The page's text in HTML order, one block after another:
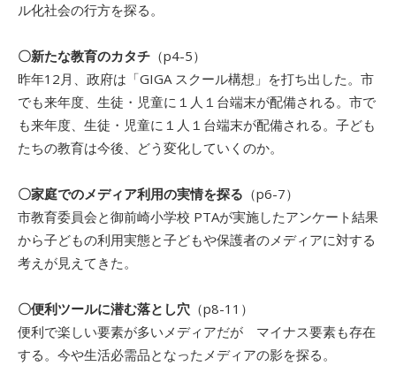
ル化社会の行方を探る。
〇新たな教育のカタチ （p4-5）
昨年12月、政府は「GIGA スクール構想」を打ち出した。市
でも来年度、生徒・児童に１人１台端末が配備される。市で
も来年度、生徒・児童に１人１台端末が配備される。子ども
たちの教育は今後、どう変化していくのか。
〇家庭でのメディア利用の実情を探る （p6-7）
市教育委員会と御前崎小学校 PTAが実施したアンケート結果
から子どもの利用実態と子どもや保護者のメディアに対する
考えが見えてきた。
〇便利ツールに潜む落とし穴 （p8-11）
便利で楽しい要素が多いメディアだが マイナス要素も存在
する。今や生活必需品となったメディアの影を探る。